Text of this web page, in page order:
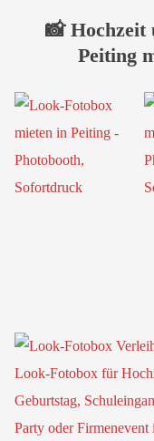
📸 Hochzeit
Peiting